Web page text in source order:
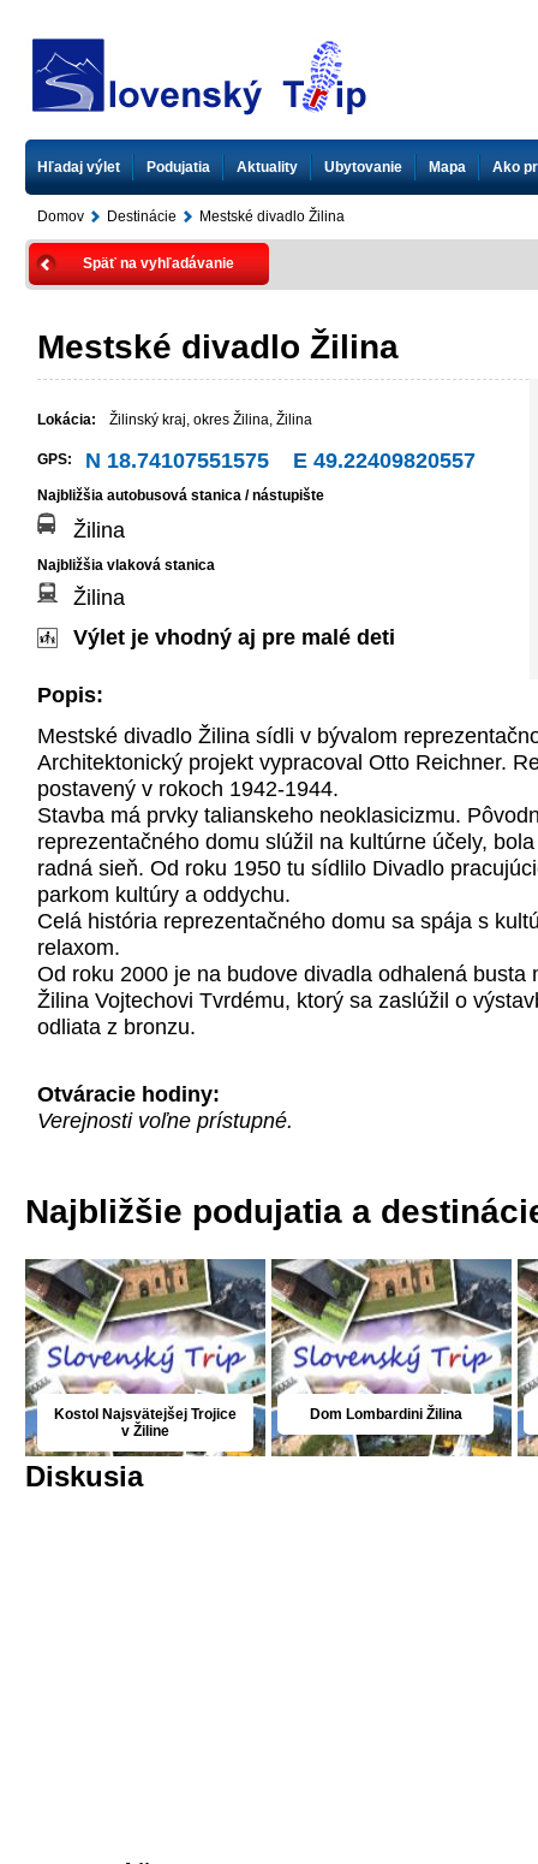
Hľadaj výlet Podujatia Aktuality Ubytovanie Mapa Ako
Domov Destinácie Mestské divadlo Žilina
Späť na vyhľadávanie
Mestské divadlo Žilina
Lokácia: Žilinský kraj okres Žilina Žilina
GPS: N 18.74107551575 E 49.22409820557
Najbližšia autobusová stanica / nástupište
Žilina
Najbližšia vlaková stanica
Žilina
Výlet je vhodný aj pre malé deti
Popis:
Mestské divadlo Žilina sídli v bývalom
Architektonický projekt vypracoval Otto Reichner.
postavený v rokoch 1942-1944.
Stavba má prvky talianskeho neoklasicizmu.
reprezentačného domu slúžil na kultúrne účely,
radná sieň. Od roku 1950 tu sídlilo Divadlo
parkom kultúry a oddychu.
Celá história reprezentačného domu sa spája s
relaxom.
Od roku 2000 je na budove divadla odhalená busta
Žilina Vojtechovi Tvrdému, ktorý sa zaslúžil o
odliata z bronzu.
Otváracie hodiny:
Verejnosti voľne prístupné.
Najbližšie podujatia a
Kostol Najsvätejšej Trojice
v Žiline
Dom Lombardini Žilina
Diskusia